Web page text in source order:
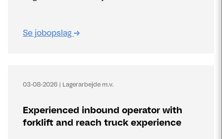
Se jobopslag
03-08-2026 | Lagerarbejde m.v.
Experienced inbound operator with
forklift and reach truck experience